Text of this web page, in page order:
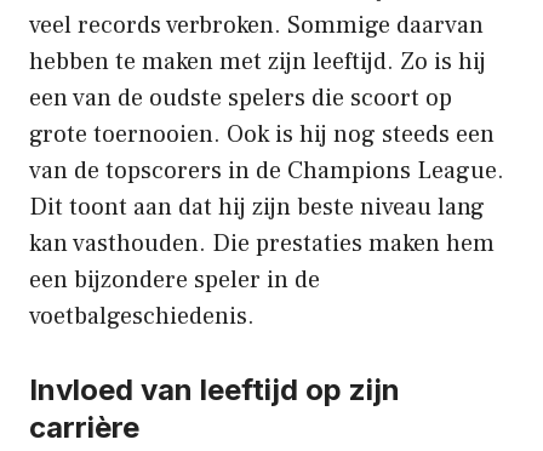
veel records verbroken. Sommige daarvan
hebben te maken met zijn leeftijd. Zo is hij
een van de oudste spelers die scoort op
grote toernooien. Ook is hij nog steeds een
van de topscorers in de Champions League.
Dit toont aan dat hij zijn beste niveau lang
kan vasthouden. Die prestaties maken hem
een bijzondere speler in de
voetbalgeschiedenis.
Invloed van leeftijd op zijn
carrière